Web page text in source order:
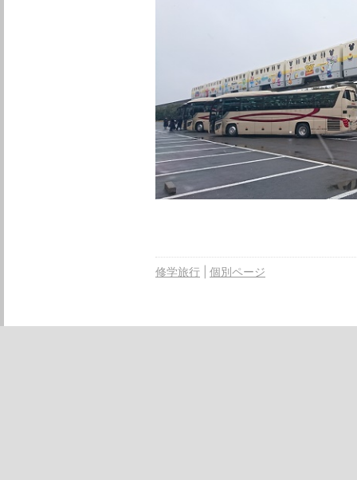
修学旅行 個別ページ